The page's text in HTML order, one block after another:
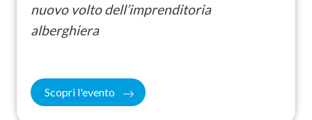
nuovo volto dell’imprenditoria
alberghiera
Scopri l'evento